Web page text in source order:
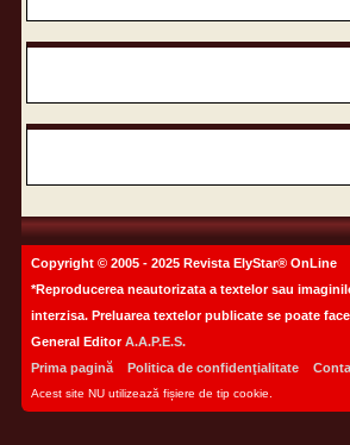
Copyright © 2005 - 2025 Revista ElyStar® OnLine
*Reproducerea neautorizata a textelor sau
interzisa. Preluarea textelor publicate se poate
General EditorA.A.P.E.S.
Prima pagină
Politica de confidenţialitate
Acest site NU utilizează fișiere de tip cookie.